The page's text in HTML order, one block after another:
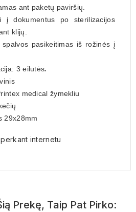
ant paketų paviršių.
į dokumentus po sterilizacijos
klijų.
pasikeitimas iš rožinės į
3 eilutės.
medical žymekliu
29x28mm
internetu
Prekę, Taip Pat Pirko: